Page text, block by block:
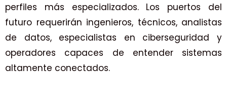
perfiles más especializados. Los puertos del
futuro requerirán ingenieros, técnicos, analistas
de datos, especialistas en ciberseguridad y
operadores capaces de entender sistemas
altamente conectados.